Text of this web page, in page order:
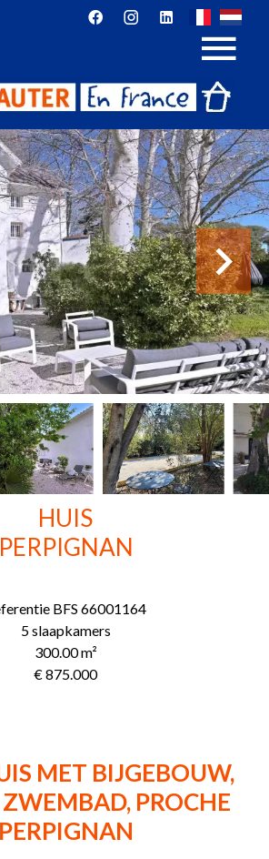
HUIS
PERPIGNAN
BFS 66001164
5 slaapkamers
300.00m²
€ 875.000
MET BIJGEBOUW,
PROCHE
PERPIGNAN